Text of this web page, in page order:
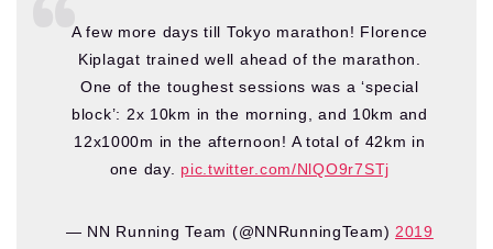
A few more days till Tokyo marathon! Florence
Kiplagat trained well ahead of the marathon.
One of the toughest sessions was a ‘special
block’: 2x 10km in the morning, and 10km and
12x1000m in the afternoon! A total of 42km in
one day. pic.twitter.com/NlQO9r7STj
— NN Running Team (@NNRunningTeam)2019